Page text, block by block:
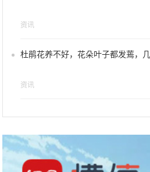
资讯
杜鹃花养不好，花朵叶子都发蔫，
资讯